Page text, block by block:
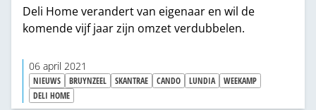
Deli Home verandert van eigenaar en wil de
komende vijf jaar zijn omzet verdubbelen.
06 april 2021
NIEUWS BRUYNZEEL SKANTRAE CANDO LUNDIA
WEEKAMP
DELI HOME